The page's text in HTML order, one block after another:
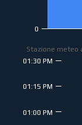
0
Stazione meteo
01:00 PM
01:15 PM
01:30 PM